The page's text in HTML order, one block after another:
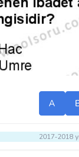
A
2017-2018